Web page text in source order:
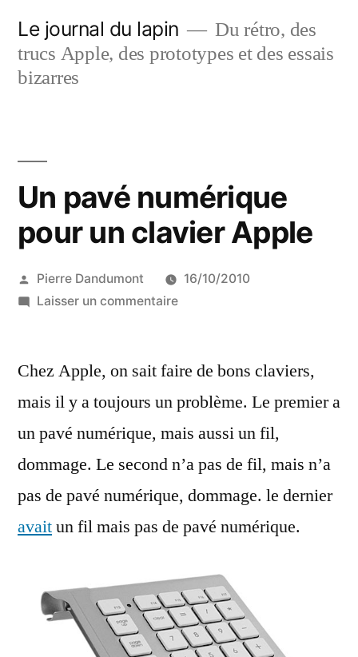
contenu
Le journal du lapin
Du rétro, des
trucs Apple, des prototypes et des essais
bizarres
Un pavé numérique
pour un clavier Apple
Publié
par
Pierre Dandumont
16/10/2010
Laisser un commentairesur
numérique
un
clavier
Apple
Chez Apple, on sait faire de bons claviers,
mais il y a toujours un problème. Le premier a
un pavé numérique, mais aussi un fil,
dommage. Le second n’a pas de fil, mais n’a
pas de pavé numérique, dommage. le dernier
avaitun fil mais pas de pavé numérique.